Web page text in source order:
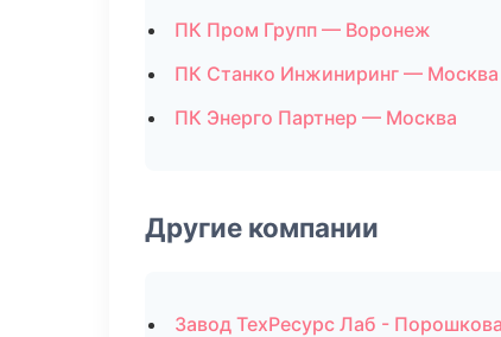
ПК Пром Групп — Воронеж
ПК Станко Инжиниринг — Москва
ПК Энерго Партнер — Москва
Другие компании
Завод ТехРесурс Лаб -